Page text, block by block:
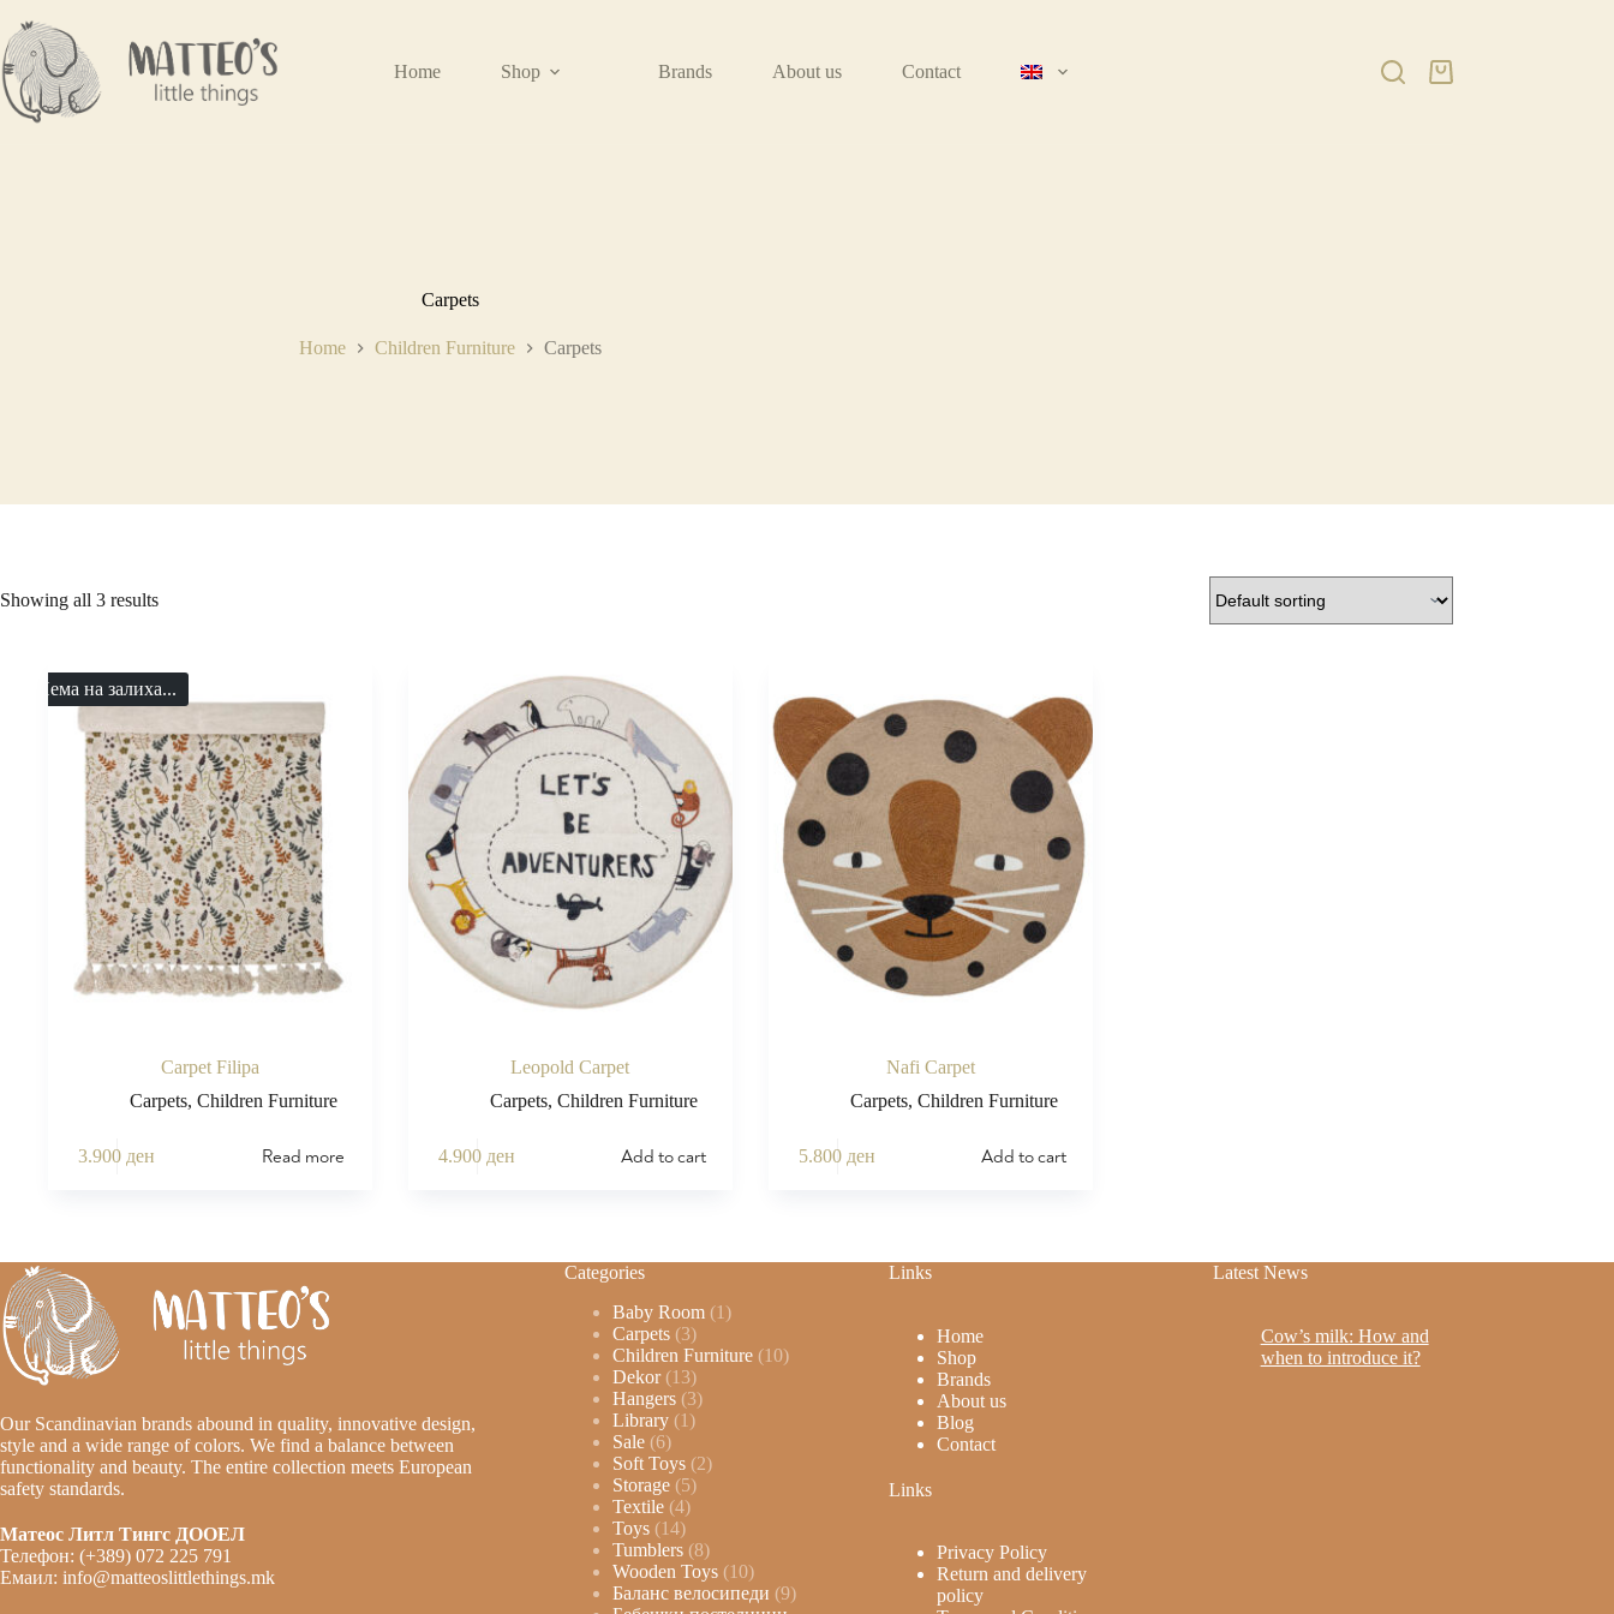
Home Shop Brands About us Contact
Carpets
Home Children Furniture Carpets
Showing all 3 results
Нема на залиха...
Carpet Filipa
Carpets,Children Furniture
3.900 ден Read more
Leopold Carpet
Carpets,Children Furniture
4.900 ден Add to cart
Nafi Carpet
Carpets,Children Furniture
5.800 ден Add to cart
Our Scandinavian brands abound in quality, innovative design,
style and a wide range of colors. We find a balance between
functionality and beauty. The entire collection meets European
safety standards.
Матеос Литл Тингс ДООЕЛ
Телефон: (+389) 072 225 791
Емаил: info@matteoslittlethings.mk
Categories
Baby Room 1
Carpets 3
Children Furniture 10
Dekor 13
Hangers 3
Library 1
Sale 6
Soft Toys 2
Storage 5
Textile 4
Toys 14
Tumblers 8
Wooden Toys 10
Баланс велосипеди 9
Links
Home
Shop
Brands
About us
Blog
Contact
Links
Privacy Policy
Return and delivery
policy
Latest News
Cow’s milk: How and
when to introduce it?